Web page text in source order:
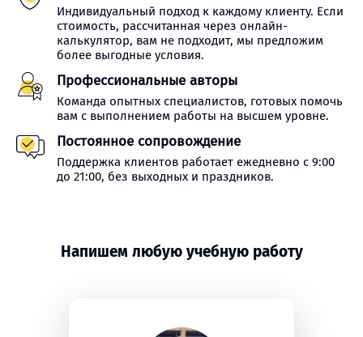
Индивидуальный подход к каждому клиенту. Если
стоимость, рассчитанная через онлайн-
калькулятор, вам не подходит, мы предложим
более выгодные условия.
Профессиональные авторы
Команда опытных специалистов, готовых помочь
вам с выполнением работы на высшем уровне.
Постоянное сопровождение
Поддержка клиентов работает ежедневно с 9:00
до 21:00, без выходных и праздников.
Напишем любую учебную работу